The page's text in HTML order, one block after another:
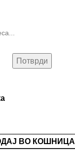
ВО КОШНИЦА